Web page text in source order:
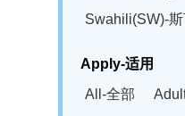
Swahili(SW)-
Apply-适用
All-全部